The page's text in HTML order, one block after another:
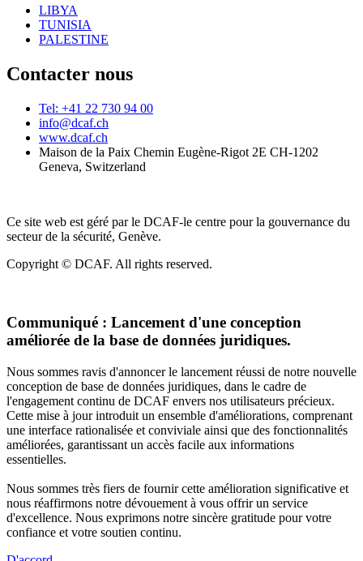
LIBYA
TUNISIA
PALESTINE
Contacter nous
Tel: +41 22 730 94 00
info@dcaf.ch
www.dcaf.ch
Maison de la Paix Chemin Eugène-Rigot 2E CH-1202
Geneva, Switzerland
Ce site web est géré par le DCAF-le centre pour la gouvernance du
secteur de la sécurité, Genève.
Copyright © DCAF. All rights reserved.
Communiqué : Lancement d'une conception
améliorée de la base de données juridiques.
Nous sommes ravis d'annoncer le lancement réussi de notre nouvelle
conception de base de données juridiques, dans le cadre de
l'engagement continu de DCAF envers nos utilisateurs précieux.
Cette mise à jour introduit un ensemble d'améliorations, comprenant
une interface rationalisée et conviviale ainsi que des fonctionnalités
améliorées, garantissant un accès facile aux informations
essentielles.
Nous sommes très fiers de fournir cette amélioration significative et
nous réaffirmons notre dévouement à vous offrir un service
d'excellence. Nous exprimons notre sincère gratitude pour votre
confiance et votre soutien continu.